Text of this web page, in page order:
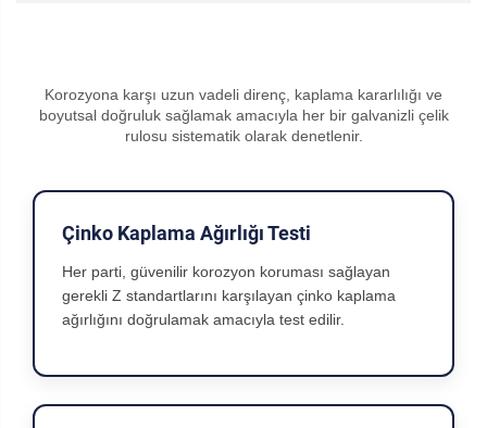
Korozyona karşı uzun vadeli direnç, kaplama kararlılığı ve
boyutsal doğruluk sağlamak amacıyla her bir galvanizli çelik
rulosu sistematik olarak denetlenir.
Çinko Kaplama Ağırlığı Testi
Her parti, güvenilir korozyon koruması sağlayan
gerekli Z standartlarını karşılayan çinko kaplama
ağırlığını doğrulamak amacıyla test edilir.